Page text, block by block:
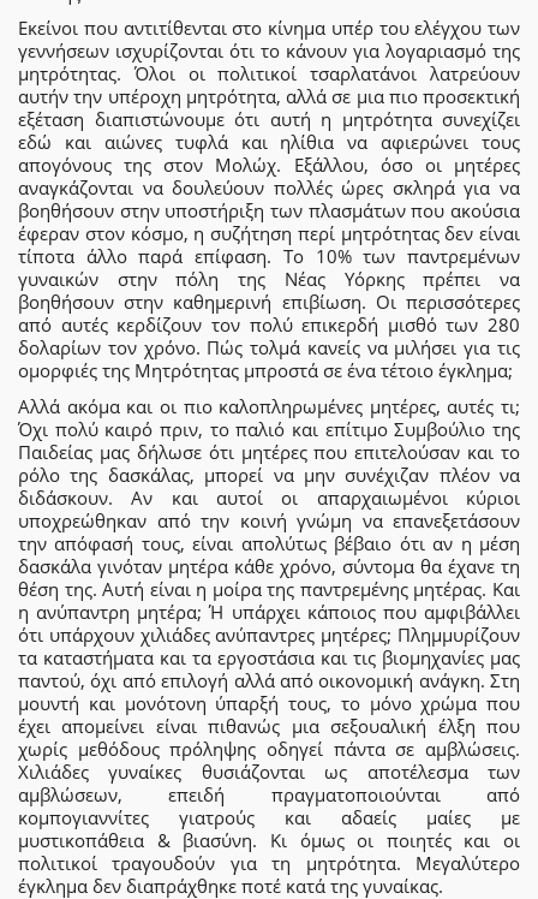
Εκείνοι που αντιτίθενται στο κίνημα υπέρ του ελέγχου των
γεννήσεων ισχυρίζονται ότι το κάνουν για λογαριασμό της
μητρότητας. Όλοι οι πολιτικοί τσαρλατάνοι λατρεύουν
αυτήν την υπέροχη μητρότητα, αλλά σε μια πιο προσεκτική
εξέταση διαπιστώνουμε ότι αυτή η μητρότητα συνεχίζει
εδώ και αιώνες τυφλά και ηλίθια να αφιερώνει τους
απογόνους της στον Μολώχ. Εξάλλου, όσο οι μητέρες
αναγκάζονται να δουλεύουν πολλές ώρες σκληρά για να
βοηθήσουν στην υποστήριξη των πλασμάτων που ακούσια
έφεραν στον κόσμο, η συζήτηση περί μητρότητας δεν είναι
τίποτα άλλο παρά επίφαση. Το 10% των παντρεμένων
γυναικών στην πόλη της Νέας Υόρκης πρέπει να
βοηθήσουν στην καθημερινή επιβίωση. Οι περισσότερες
από αυτές κερδίζουν τον πολύ επικερδή μισθό των 280
δολαρίων τον χρόνο. Πώς τολμά κανείς να μιλήσει για τις
ομορφιές της Μητρότητας μπροστά σε ένα τέτοιο έγκλημα;
Αλλά ακόμα και οι πιο καλοπληρωμένες μητέρες, αυτές τι;
Όχι πολύ καιρό πριν, το παλιό και επίτιμο Συμβούλιο της
Παιδείας μας δήλωσε ότι μητέρες που επιτελούσαν και το
ρόλο της δασκάλας, μπορεί να μην συνέχιζαν πλέον να
διδάσκουν. Αν και αυτοί οι απαρχαιωμένοι κύριοι
υποχρεώθηκαν από την κοινή γνώμη να επανεξετάσουν
την απόφασή τους, είναι απολύτως βέβαιο ότι αν η μέση
δασκάλα γινόταν μητέρα κάθε χρόνο, σύντομα θα έχανε τη
θέση της. Αυτή είναι η μοίρα της παντρεμένης μητέρας. Και
η ανύπαντρη μητέρα; Ή υπάρχει κάποιος που αμφιβάλλει
ότι υπάρχουν χιλιάδες ανύπαντρες μητέρες; Πλημμυρίζουν
τα καταστήματα και τα εργοστάσια και τις βιομηχανίες μας
παντού, όχι από επιλογή αλλά από οικονομική ανάγκη. Στη
μουντή και μονότονη ύπαρξή τους, το μόνο χρώμα που
έχει απομείνει είναι πιθανώς μια σεξουαλική έλξη που
χωρίς μεθόδους πρόληψης οδηγεί πάντα σε αμβλώσεις.
Χιλιάδες γυναίκες θυσιάζονται ως αποτέλεσμα των
αμβλώσεων, επειδή πραγματοποιούνται από
κομπογιαννίτες γιατρούς και αδαείς μαίες με
μυστικοπάθεια & βιασύνη. Κι όμως οι ποιητές και οι
πολιτικοί τραγουδούν για τη μητρότητα. Μεγαλύτερο
έγκλημα δεν διαπράχθηκε ποτέ κατά της γυναίκας.